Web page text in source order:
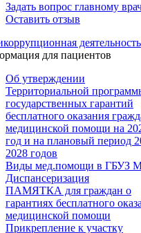
Задать вопрос главному
Оставить отзыв
деятельность
для пациентов
Об утверждении
Территориальной
государственных гарантий
бесплатного оказания
медицинской помощи на
год и на плановый период
2028 годов
Виды мед.помощи в ГБУЗ
Диспансеризация
ПАМЯТКА для граждан о
гарантиях бесплатного
медицинской помощи
Прикрепление к участку